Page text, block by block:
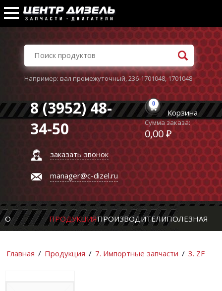
Например:вал промежуточный,236-1701048,1701048
8 (3952) 48-
34-50
заказать звонок
manager@c-dizel.ru
0
Корзина
Сумма заказа:
0,00 ₽
О ПРОДУКЦИЯПРОИЗВОДИТЕЛИПОЛЕЗНАЯ
Главная / Продукция / 7. Импортные запчасти / 3. ZF